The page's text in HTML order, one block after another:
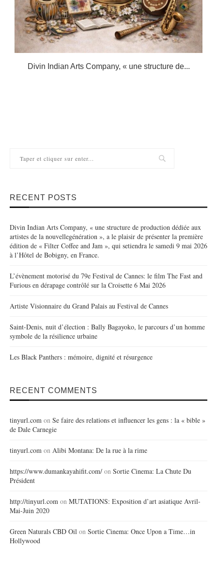
Divin Indian Arts Company, « une structure de...
RECENT POSTS
Divin Indian Arts Company, « une structure de production dédiée aux
artistes de la nouvellegénération », a le plaisir de présenter la première
édition de « Filter Coffee and Jam », qui setiendra le samedi 9 mai 2026
à l’Hôtel de Bobigny, en France.
L’évènement motorisé du 79e Festival de Cannes: le film The Fast and
Furious en dérapage contrôlé sur la Croisette 6 Mai 2026
Artiste Visionnaire du Grand Palais au Festival de Cannes
Saint-Denis, nuit d’élection : Bally Bagayoko, le parcours d’un homme
symbole de la résilience urbaine
Les Black Panthers : mémoire, dignité et résurgence
RECENT COMMENTS
tinyurl.com on Se faire des relations et influencer les gens : la « bible »
de Dale Carnegie
tinyurl.com on Alibi Montana: De la rue à la rime
https://www.dumankayahifit.com/ on Sortie Cinema: La Chute Du
Président
http://tinyurl.com on MUTATIONS: Exposition d’art asiatique Avril-
Mai-Juin 2020
Green Naturals CBD Oil on Sortie Cinema: Once Upon a Time…in
Hollywood